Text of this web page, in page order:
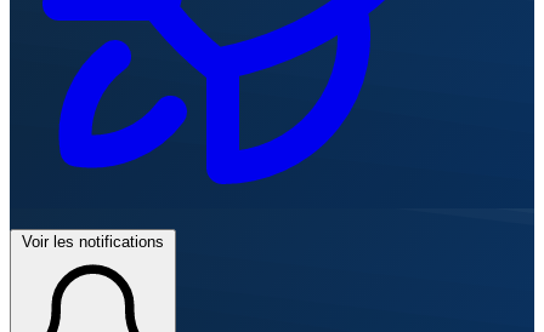
Voir les notifications